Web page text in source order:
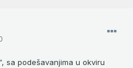
sa podešavanjima u okviru